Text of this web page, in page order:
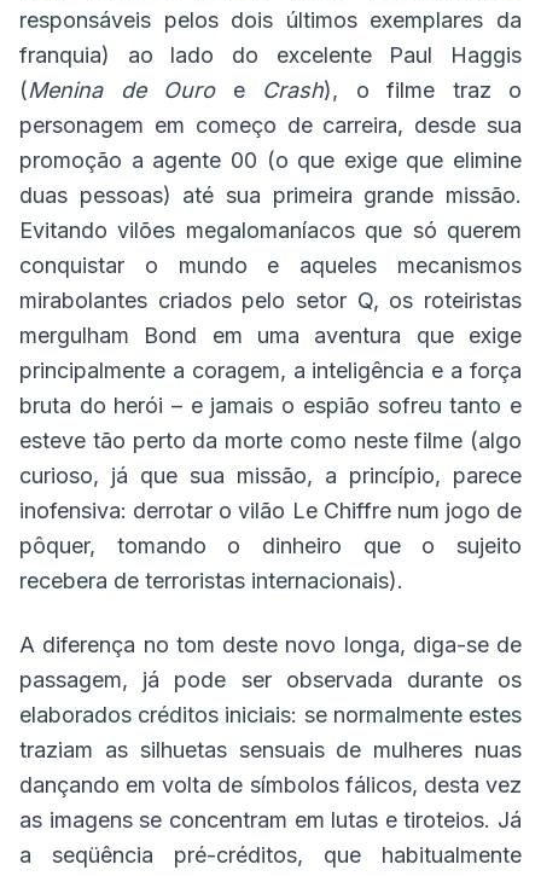
responsáveis pelos dois últimos exemplares da
franquia) ao lado do excelente Paul Haggis
(Menina de Ouro e Crash), o filme traz o
personagem em começo de carreira, desde sua
promoção a agente 00 (o que exige que elimine
duas pessoas) até sua primeira grande missão.
Evitando vilões megalomaníacos que só querem
conquistar o mundo e aqueles mecanismos
mirabolantes criados pelo setor Q, os roteiristas
mergulham Bond em uma aventura que exige
principalmente a coragem, a inteligência e a força
bruta do herói – e jamais o espião sofreu tanto e
esteve tão perto da morte como neste filme (algo
curioso, já que sua missão, a princípio, parece
inofensiva: derrotar o vilão Le Chiffre num jogo de
pôquer, tomando o dinheiro que o sujeito
recebera de terroristas internacionais).
A diferença no tom deste novo longa, diga-se de
passagem, já pode ser observada durante os
elaborados créditos iniciais: se normalmente estes
traziam as silhuetas sensuais de mulheres nuas
dançando em volta de símbolos fálicos, desta vez
as imagens se concentram em lutas e tiroteios. Já
a seqüência pré-créditos, que habitualmente